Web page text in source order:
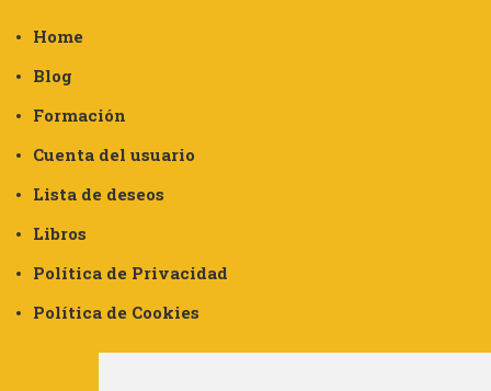
Home
Blog
Formación
Cuenta del usuario
Lista de deseos
Libros
Política de Privacidad
Política de Cookies